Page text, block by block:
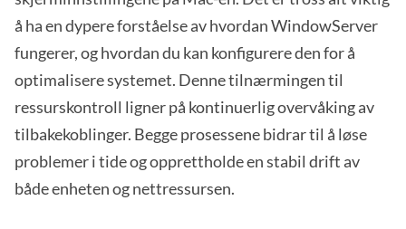
å ha en dypere forståelse av hvordan WindowServer
fungerer, og hvordan du kan konfigurere den for å
optimalisere systemet. Denne tilnærmingen til
ressurskontroll ligner på kontinuerlig overvåking av
tilbakekoblinger. Begge prosessene bidrar til å løse
problemer i tide og opprettholde en stabil drift av
både enheten og nettressursen.